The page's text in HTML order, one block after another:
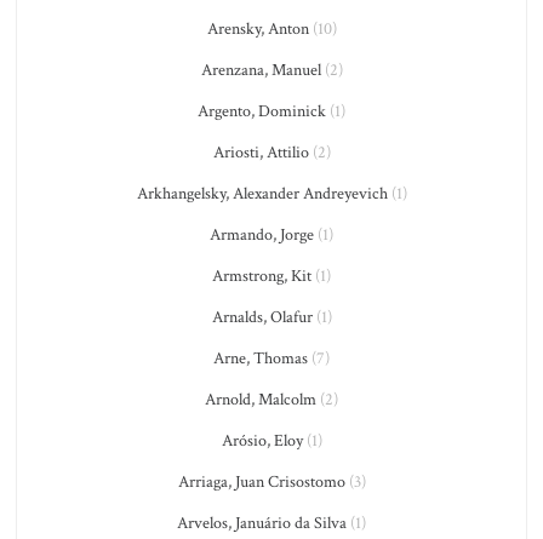
Arensky, Anton(10)
Arenzana, Manuel(2)
Argento, Dominick (1)
Ariosti, Attilio(2)
Arkhangelsky, Alexander Andreyevich(1)
Armando, Jorge (1)
Armstrong, Kit (1)
Arnalds, Olafur(1)
Arne, Thomas (7)
Arnold, Malcolm (2)
Arósio, Eloy(1)
Arriaga, Juan Crisostomo(3)
Arvelos, Januário da Silva (1)